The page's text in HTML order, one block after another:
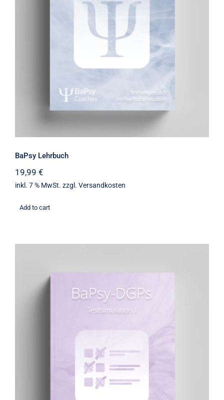
BaPsy Lehrbuch
BaPsy Lehrbuch
19,99 €
inkl. 7 % MwSt. zzgl. Versandkosten
Add to cart
BaPsy Simulationsbuch 1